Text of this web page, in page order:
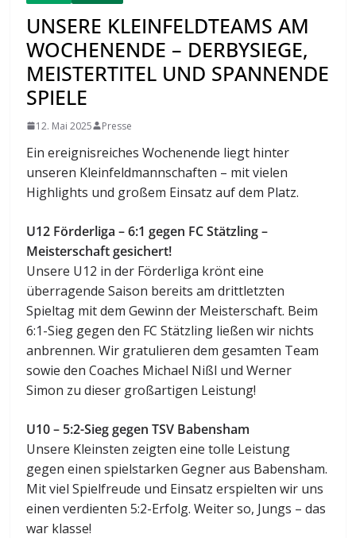
UNSERE KLEINFELDTEAMS AM
WOCHENENDE – DERBYSIEGE,
MEISTERTITEL UND SPANNENDE
SPIELE
12. Mai 2025 Presse
Ein ereignisreiches Wochenende liegt hinter
unseren Kleinfeldmannschaften – mit vielen
Highlights und großem Einsatz auf dem Platz.
U12 Förderliga – 6:1 gegen FC Stätzling –
Meisterschaft gesichert!
Unsere U12 in der Förderliga krönt eine
überragende Saison bereits am drittletzten
Spieltag mit dem Gewinn der Meisterschaft. Beim
6:1-Sieg gegen den FC Stätzling ließen wir nichts
anbrennen. Wir gratulieren dem gesamten Team
sowie den Coaches Michael Nißl und Werner
Simon zu dieser großartigen Leistung!
U10 – 5:2-Sieg gegen TSV Babensham
Unsere Kleinsten zeigten eine tolle Leistung
gegen einen spielstarken Gegner aus Babensham.
Mit viel Spielfreude und Einsatz erspielten wir uns
einen verdienten 5:2-Erfolg. Weiter so, Jungs – das
war klasse!